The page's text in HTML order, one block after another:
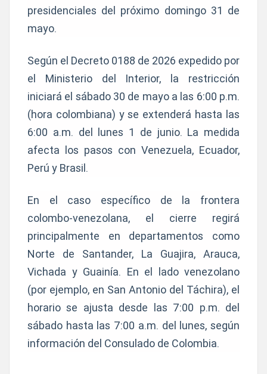
presidenciales del próximo domingo 31 de
mayo.
Según el Decreto 0188 de 2026 expedido por
el Ministerio del Interior, la restricción
iniciará el sábado 30 de mayo a las 6:00 p.m.
(hora colombiana) y se extenderá hasta las
6:00 a.m. del lunes 1 de junio. La medida
afecta los pasos con Venezuela, Ecuador,
Perú y Brasil.
En el caso específico de la frontera
colombo-venezolana, el cierre regirá
principalmente en departamentos como
Norte de Santander, La Guajira, Arauca,
Vichada y Guainía. En el lado venezolano
(por ejemplo, en San Antonio del Táchira), el
horario se ajusta desde las 7:00 p.m. del
sábado hasta las 7:00 a.m. del lunes, según
información del Consulado de Colombia.